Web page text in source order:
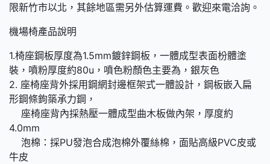
限新竹市以北，其餘地區需另外估算運費。歡迎來電洽詢。
機場椅產品說明
1.椅座鋼板厚度為1.5mm鍍鋅鋼板，一體成型表面枌體塗
裝，噴粉厚度約80u，噴色粉顏色主要為，銀灰色
2. 座椅座背外採用鋼網封邊框架式一體設計，鋼板嵌入扁
形鋼條鉤築承力鋼，
座椅座背內採熱壓一體成型曲木板做內架，厚度約
4.0mm
泡棉：採PU發泡合成泡棉外覆絲棉，面貼高級PVC皮或
牛皮